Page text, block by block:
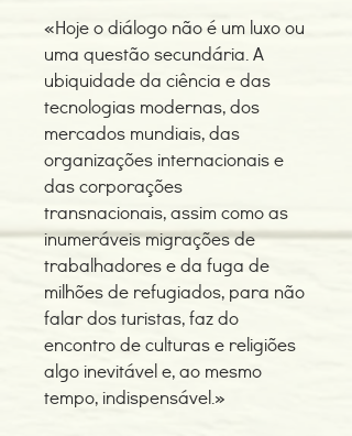
«Hoje o diálogo não é um luxo ou
uma questão secundária. A
ubiquidade da ciência e das
tecnologias modernas, dos
mercados mundiais, das
organizações internacionais e
das corporações
transnacionais, assim como as
inumeráveis migrações de
trabalhadores e da fuga de
milhões de refugiados, para não
falar dos turistas, faz do
encontro de culturas e religiões
algo inevitável e, ao mesmo
tempo, indispensável.»